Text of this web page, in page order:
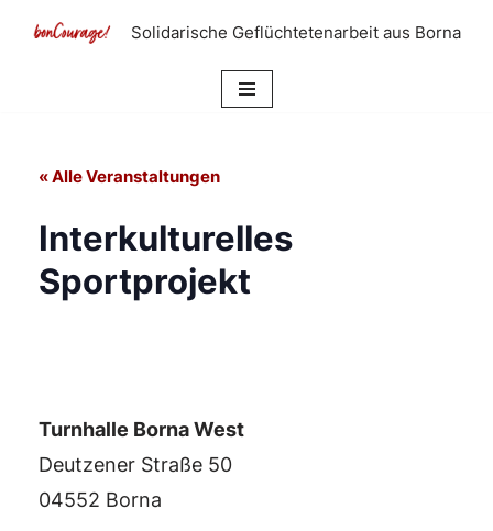
Solidarische Geflüchtetenarbeit aus Borna
« Alle Veranstaltungen
Interkulturelles
Sportprojekt
Turnhalle Borna West
Deutzener Straße 50
04552 Borna